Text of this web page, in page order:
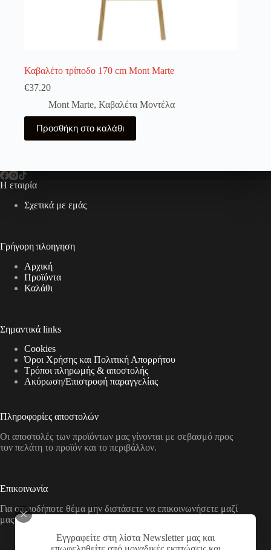
Εγγραφείτε στη λίστα Newsletter μας και
Καβαλέτο τρίποδο 170 cm Mont Marte
€37.20
Mont Marte, Καβαλέτα Μοντέλα
Προσθήκη στο καλάθι
Η εταιρία
Σχετικά με εμάς
Γρήγορη πλοηγηση
Αρχική
Προϊόντα
Καλάθι
Σημαντικά links
Cookies
Όροι Χρήσης και Πολιτική Απορρήτου
Τρόποι πληρωμής & αποστολής
Aκύρωση/Επιστροφή παραγγελίας
Πληροφορίες αποστολών
Οι αποστολές των προϊόντων μας γίνονται με σεβασμό προς
τον πελάτη το προϊόν και το περιβάλλον.
Επικοινωνία
Για οποιοδήποτε θέμα μην διστάσετε να επικοινωνήσετε μαζί
μας με τους παρακάτω τρόπους
Διεύθυνση: